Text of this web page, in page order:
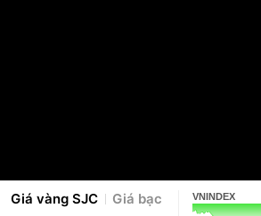
Giá vàng SJC Giá bạc VNINDEX